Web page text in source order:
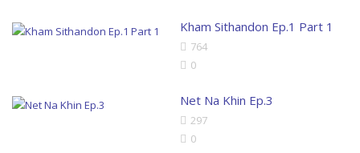
Kham Sithandon Ep.1 Part 1
764
0
Net Na Khin Ep.3
297
0